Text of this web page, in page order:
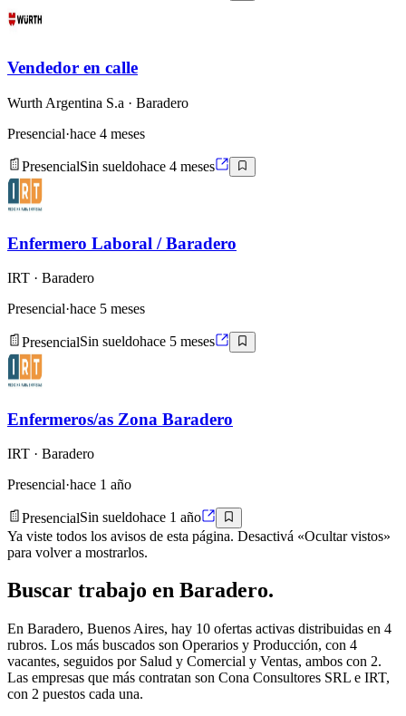
Vendedor en calle
Wurth Argentina S.a · Baradero
Presencial·hace 4 meses
PresencialSin sueldohace 4 meses
Enfermero Laboral / Baradero
IRT · Baradero
Presencial·hace 5 meses
PresencialSin sueldohace 5 meses
Enfermeros/as Zona Baradero
IRT · Baradero
Presencial·hace 1 año
PresencialSin sueldohace 1 año
Ya viste todos los avisos de esta página. Desactivá «Ocultar vistos»
para volver a mostrarlos.
Buscar trabajo en Baradero.
En Baradero, Buenos Aires, hay 10 ofertas activas distribuidas en 4
rubros. Los más buscados son Operarios y Producción, con 4
vacantes, seguidos por Salud y Comercial y Ventas, ambos con 2.
Las empresas que más contratan son Cona Consultores SRL e IRT,
con 2 puestos cada una.